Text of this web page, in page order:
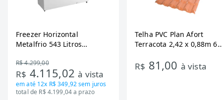
Freezer Horizontal
Metalfrio 543 Litros
Tecnologia Inverter, Branco,
Bivolt
R$ 4.299,00
R$ 4.115,02à vista
em até 12x R$ 349,92sem juros
total de R$ 4.199,04 a prazo
Telha PVC Plan Afort
Terracota 2,42 x 0,88m 6
R$ 81,00 à vista